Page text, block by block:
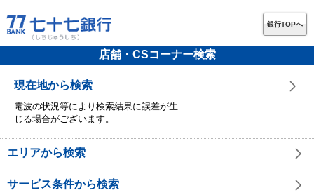
銀行TOPへ
店舗・CSコーナー検索
現在地から検索
電波の状況等により検索結果に誤差が生
じる場合がございます。
エリアから検索
サービス条件から検索